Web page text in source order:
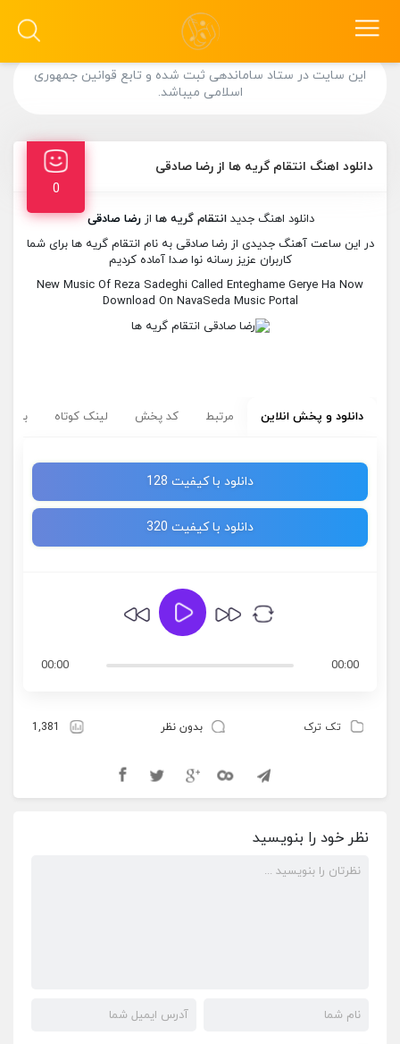
این سایت در ستاد ساماندهی ثبت شده و تابع قوانین جمهوری
اسلامی میباشد.
دانلود اهنگ انتقام گریه ها از رضا صادقی
0
دانلود اهنگ جدید انتقام گریه ها از رضا صادقی
در این ساعت آهنگ جدیدی از رضا صادقی به نام انتقام گریه ها برای شما
کاربران عزیز رسانه نوا صدا آماده کردیم
New Music Of Reza Sadeghi Called Enteghame Gerye Ha Now
Download On NavaSeda Music Portal
دانلود و پخش انلاین مرتبط کد پخش لینک کوتاه
دانلود با کیفیت 128
دانلود با کیفیت 320
00:00
00:00
تک ترک بدون نظر 1,381
نظر خود را بنویسید